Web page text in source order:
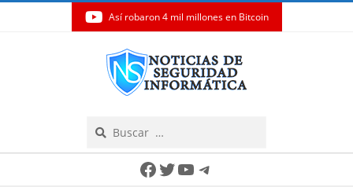
Así robaron 4 mil millones en Bitcoin
Facebook
Twitter
YouTube
Telegram